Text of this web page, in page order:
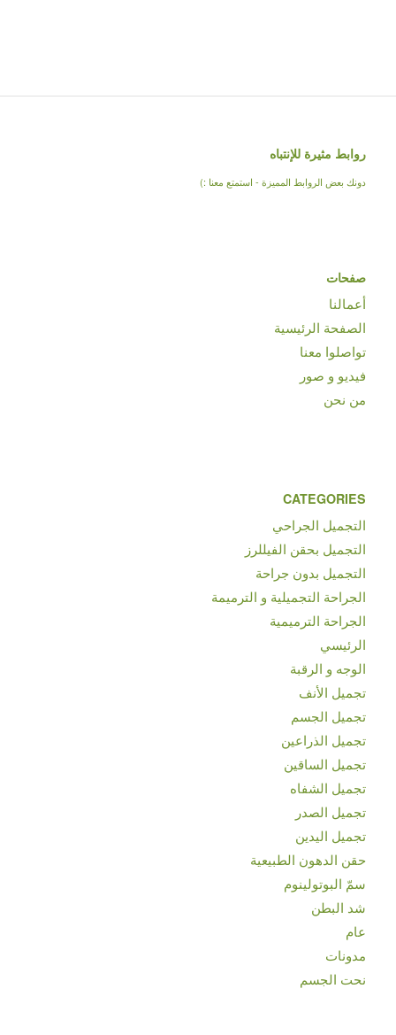
روابط مثيرة للإنتباه
دونك بعض الروابط المميزة - استمتع معنا :)
صفحات
أعمالنا
الصفحة الرئيسية
تواصلوا معنا
فيديو و صور
من نحن
CATEGORIES
التجميل الجراحي
التجميل بحقن الفيللرز
التجميل بدون جراحة
الجراحة التجميلية و الترميمة
الجراحة الترميمية
الرئيسي
الوجه و الرقبة
تجميل الأنف
تجميل الجسم
تجميل الذراعين
تجميل الساقين
تجميل الشفاه
تجميل الصدر
تجميل اليدين
حقن الدهون الطبيعية
سمّ البوتولينوم
شد البطن
عام
مدونات
نحت الجسم